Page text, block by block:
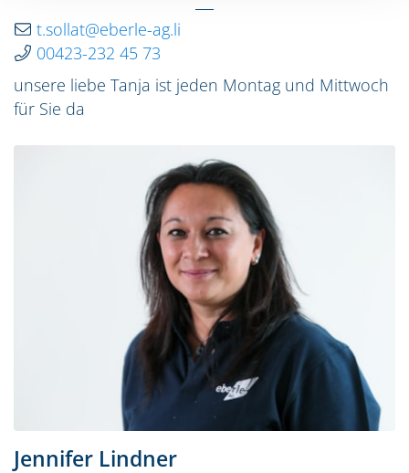
t.sollat@eberle-ag.li
00423-232 45 73
unsere liebe Tanja ist jeden Montag und Mittwoch
für Sie da
Jennifer Lindner